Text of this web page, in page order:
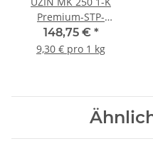
Premium-STP-
Parkettklebstoff 16kg
148,75 € *
9,30 € pro 1 kg